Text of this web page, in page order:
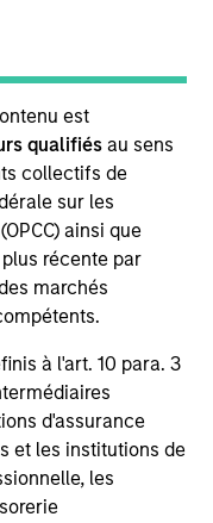
est
qualifiésau sens
collectifs de
sur les
ainsi que
récente par
marchés
à l'art. 10 para. 3
d'assurance
et les institutions de
les